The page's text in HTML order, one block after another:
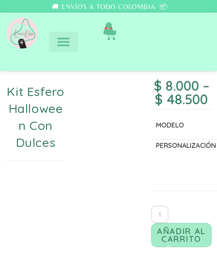
🚚 ENVÍOS A TODO COLOMBIA 📦
0
Kit Esfero
Hallowee
N Con
Dulces
$ 8.000 –
$ 48.500
MODELO
PERSONALIZACIÓN
AÑADIR AL
CARRITO
Comunicate